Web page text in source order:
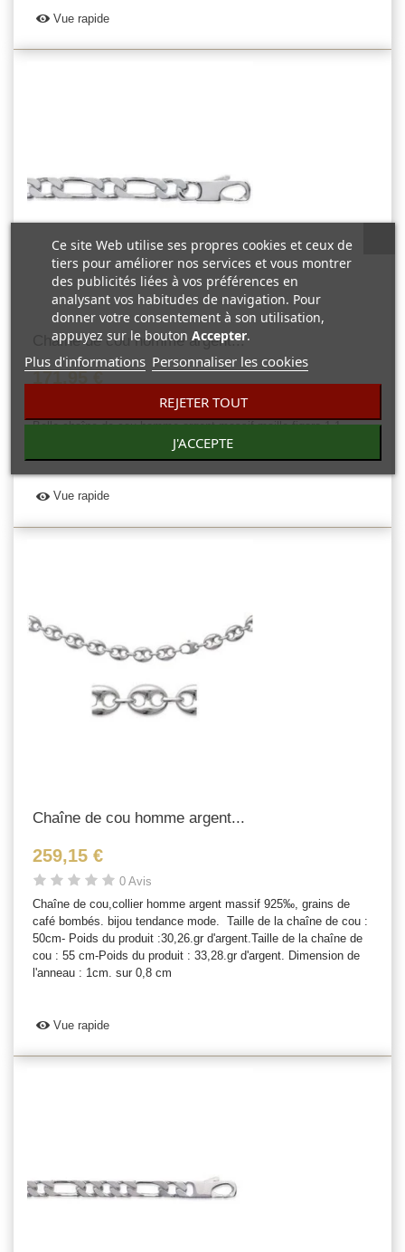
Vue rapide
Chaîne de cou homme argent...
171,95 €
Belle chaîne de cou homme argent massif maille figaro 1-1
diamantée. Beau bijou classique.
Vue rapide
Chaîne de cou homme argent...
259,15 €
0 Avis
Chaîne de cou,collier homme argent massif 925‰, grains de
café bombés. bijou tendance mode. Taille de la chaîne de cou :
50cm- Poids du produit :30,26.gr d'argent.Taille de la chaîne de
cou : 55 cm-Poids du produit : 33,28.gr d'argent. Dimension de
l'anneau : 1cm. sur 0,8 cm
Vue rapide
Ce site Web utilise ses propres cookies et ceux de
tiers pour améliorer nos services et vous montrer
des publicités liées à vos préférences en
analysant vos habitudes de navigation. Pour
donner votre consentement à son utilisation,
appuyez sur le bouton Accepter.
Plus d'informations Personnaliser les cookies
REJETER TOUT
J'ACCEPTE